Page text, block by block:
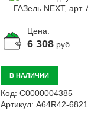
Цена:
6 308руб.
В НАЛИЧИИ
Код: С0000004385
Артикул: A64R42-